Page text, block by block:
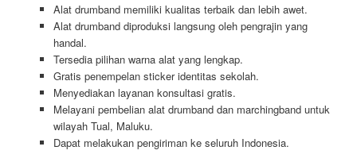
Alat drumband memiliki kualitas terbaik dan lebih awet.
Alat drumband diproduksi langsung oleh pengrajin yang
handal.
Tersedia pilihan warna alat yang lengkap.
Gratis penempelan sticker identitas sekolah.
Menyediakan layanan konsultasi gratis.
Melayani pembelian alat drumband dan marchingband untuk
wilayah Tual, Maluku.
Dapat melakukan pengiriman ke seluruh Indonesia.